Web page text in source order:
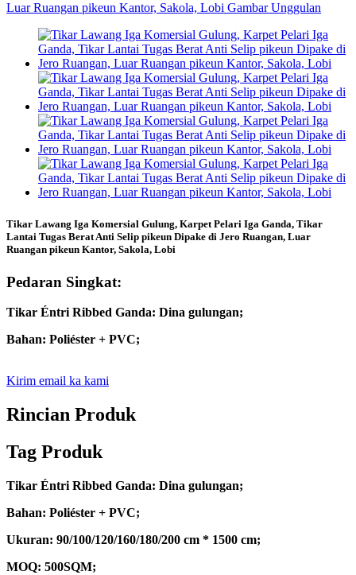
Tikar Lawang Iga Komersial Gulung, Karpet Pelari Iga Ganda, Tikar
Lantai Tugas Berat Anti Selip pikeun Dipake di Jero Ruangan, Luar
Ruangan pikeun Kantor, Sakola, Lobi
Pedaran Singkat:
Tikar Éntri Ribbed Ganda: Dina gulungan;
Bahan: Poliéster + PVC;
Kirim email ka kami
Rincian Produk
Tag Produk
Tikar Éntri Ribbed Ganda: Dina gulungan;
Bahan: Poliéster + PVC;
Ukuran: 90/100/120/160/180/200 cm * 1500 cm;
MOQ: 500SQM;